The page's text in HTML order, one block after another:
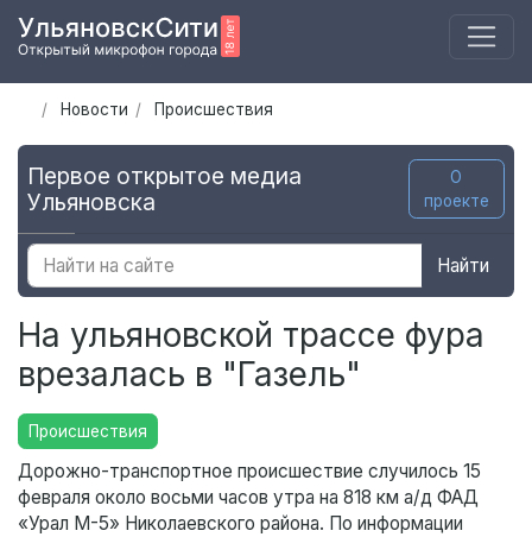
Новости Происшествия
Первое открытое медиа
Ульяновска
О
проекте
Найти
На ульяновской трассе фура
врезалась в "Газель"
Происшествия
Дорожно-транспортное происшествие случилось 15
февраля около восьми часов утра на 818 км а/д ФАД
«Урал М-5» Николаевского района. По информации